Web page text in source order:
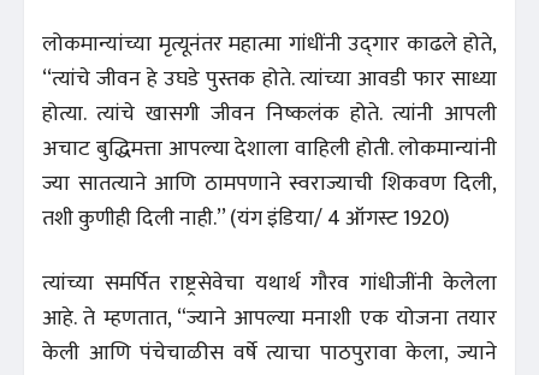
लोकमान्यांच्या मृत्यूनंतर महात्मा गांधींनी उद्‌गार काढले होते,
‘‘त्यांचे जीवन हे उघडे पुस्तक होते. त्यांच्या आवडी फार साध्या
होत्या. त्यांचे खासगी जीवन निष्कलंक होते. त्यांनी आपली
अचाट बुद्धिमत्ता आपल्या देशाला वाहिली होती. लोकमान्यांनी
ज्या सातत्याने आणि ठामपणाने स्वराज्याची शिकवण दिली,
तशी कुणीही दिली नाही.’’ (यंग इंडिया/ 4 ऑगस्ट 1920)
त्यांच्या समर्पित राष्ट्रसेवेचा यथार्थ गौरव गांधीजींनी केलेला
आहे. ते म्हणतात, “ज्याने आपल्या मनाशी एक योजना तयार
केली आणि पंचेचाळीस वर्षे त्याचा पाठपुरावा केला, ज्याने